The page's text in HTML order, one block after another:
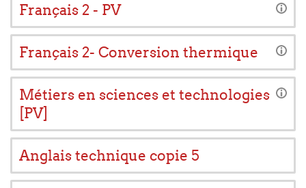
Français 2 - PV
Français 2- Conversion thermique
Métiers en sciences et technologies
[PV]
Anglais technique copie 5